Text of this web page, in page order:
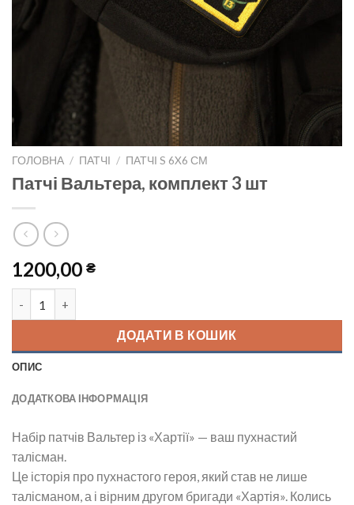
ГОЛОВНА / ПАТЧІ / ПАТЧІ S 6X6 СМ
Патчі Вальтера, комплект 3 шт
1200,00 ₴
ДОДАТИ В КОШИК
ОПИС
ДОДАТКОВА ІНФОРМАЦІЯ
Набір патчів Вальтер із «Хартії» — ваш пухнастий
талісман.
Це історія про пухнастого героя, який став не лише
талісманом, а і вірним другом бригади «Хартія». Колись